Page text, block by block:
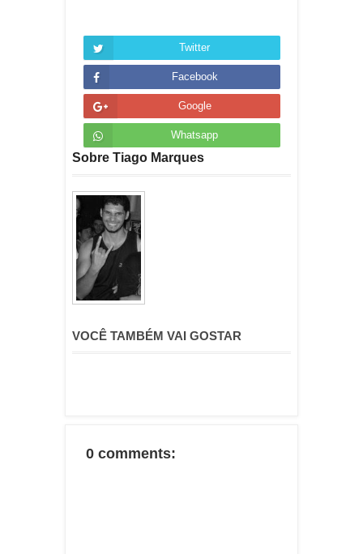
Twitter
Facebook
Google
Whatsapp
Sobre Tiago Marques
VOCÊ TAMBÉM VAI GOSTAR
0 comments: